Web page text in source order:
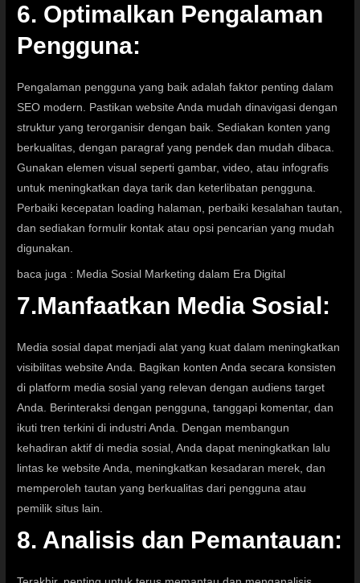
6. Optimalkan Pengalaman
Pengguna:
Pengalaman pengguna yang baik adalah faktor penting dalam
SEO modern. Pastikan website Anda mudah dinavigasi dengan
struktur yang terorganisir dengan baik. Sediakan konten yang
berkualitas, dengan paragraf yang pendek dan mudah dibaca.
Gunakan elemen visual seperti gambar, video, atau infografis
untuk meningkatkan daya tarik dan keterlibatan pengguna.
Perbaiki kecepatan loading halaman, perbaiki kesalahan tautan,
dan sediakan formulir kontak atau opsi pencarian yang mudah
digunakan.
baca juga : Media Sosial Marketing dalam Era Digital
7.Manfaatkan Media Sosial:
Media sosial dapat menjadi alat yang kuat dalam meningkatkan
visibilitas website Anda. Bagikan konten Anda secara konsisten
di platform media sosial yang relevan dengan audiens target
Anda. Berinteraksi dengan pengguna, tanggapi komentar, dan
ikuti tren terkini di industri Anda. Dengan membangun
kehadiran aktif di media sosial, Anda dapat meningkatkan lalu
lintas ke website Anda, meningkatkan kesadaran merek, dan
memperoleh tautan yang berkualitas dari pengguna atau
pemilik situs lain.
8. Analisis dan Pemantauan: